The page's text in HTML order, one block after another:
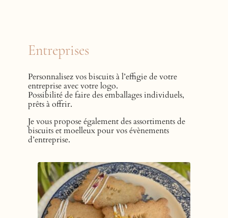
Entreprises
Personnalisez vos biscuits à l’effigie de votre
entreprise avec votre logo.
Possibilité de faire des emballages individuels,
prêts à offrir.
Je vous propose également des assortiments de
biscuits et moelleux pour vos évènements
d’entreprise.